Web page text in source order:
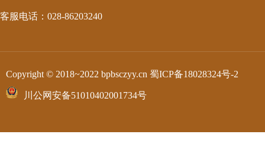
客服电话：028-86203240
Copyright © 2018~2022 bpbsczyy.cn 蜀ICP备18028324号-2
川公网安备51010402001734号